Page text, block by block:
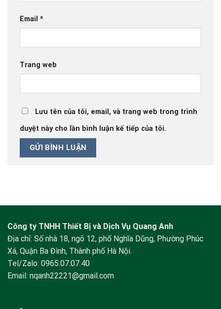
Email *
Trang web
Lưu tên của tôi, email, và trang web trong trình
duyệt này cho lần bình luận kế tiếp của tôi.
Công ty TNHH Thiết Bị và Dịch Vụ Quang Anh
Địa chỉ: Số nhà 18, ngõ 12, phố Nghĩa Dũng, Phường Phúc
Xá, Quận Ba Đình, Thành phố Hà Nội.
Tel/Zalo: 0965.07.07.40
Email: nqanh22221@gmail.com